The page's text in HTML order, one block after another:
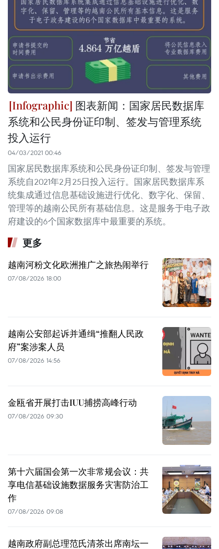
图表新闻：国家居民数据库
系统和公民身份证印制、签发与管理系统
投入运行
04/03/2021 00:46
国家居民数据库系统和公民身份证印制、签发与管理
系统自2021年2月25日投入运行。国家居民数据库系
统集成通过信息基础设施进行优化、数字化、保留、
管理等的越南公民所有基础信息。这是服务于电子政
府建设的6个国家数据库中最重要的系统。
更多
越南河粉文化欧洲推广之旅热闹举行
07/08/2026 18:00
越南公安部起诉并通缉“推翻人民政
府”案涉案人员
07/08/2026 14:56
金瓯省开展打击IUU捕捞高峰行动
07/08/2026 09:30
第十六届国会第一次非常规会议：共
享电信基础设施数据服务灾害防治工
作
07/08/2026 09:08
越南政府副总理范氏清茶出席南坛一